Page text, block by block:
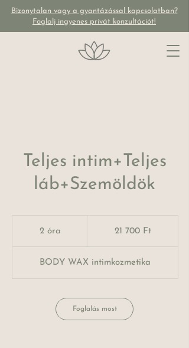
Bizonytalan vagy a gyantázással kapcsolatban?
Foglalj ingyenes privát konzultációt!
Teljes intim+Teljes
láb+Szemöldök
2 óra
r
21 700 Ft
BODY WAX intimkozmetika
Foglalás most